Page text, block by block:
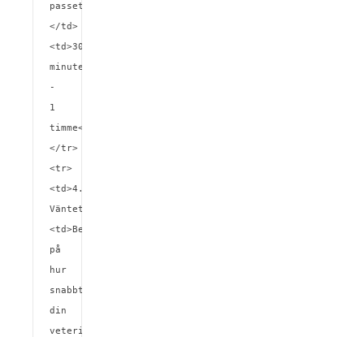
passet.
</td>
<td>30
minuter
-
1
timme</td>
</tr>
<tr>
<td>4.
Väntetid</td>
<td>Beroende
på
hur
snabbt
din
veterinär